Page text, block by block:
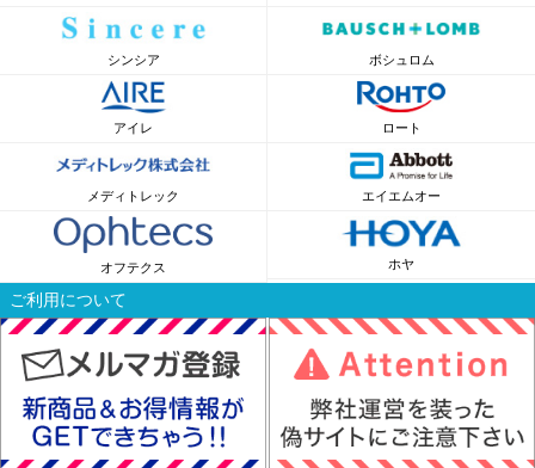
シンシア ボシュロム
アイレ ロート
メディトレック エイエムオー
オフテクス ホヤ
ご利用について